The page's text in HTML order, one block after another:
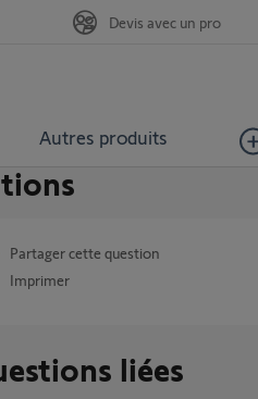
Autres produits
Devis avec un pro
Partager cette question
Imprimer
liées